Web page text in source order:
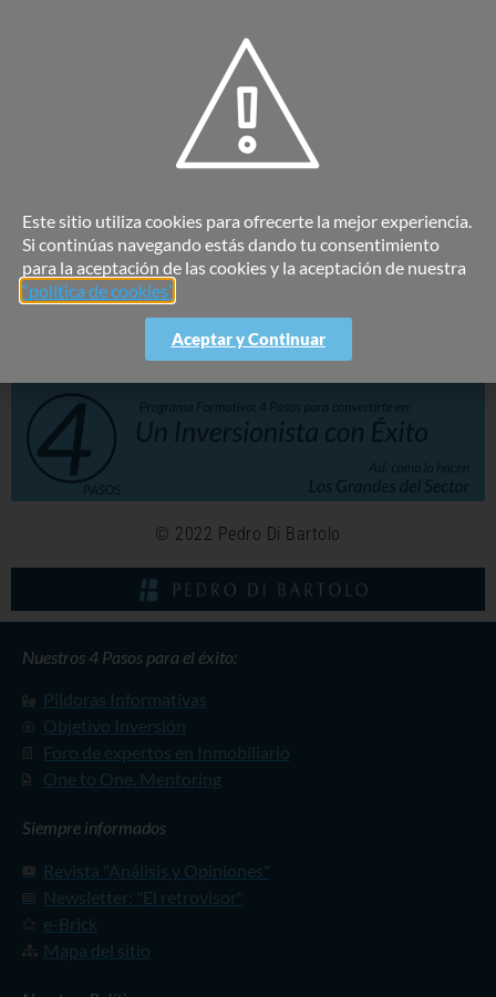
Por tanto, siempre es bueno activar las alarmas en las
plataformas de búsquedas o medios de comunicación,
para que estas informado permanentemente.
© 2022 Pedro Di Bartolo
Nuestros 4 Pasos para el éxito:
Píldoras Informativas
Objetivo Inversión
Foro de expertos en Inmobiliario
One to One. Mentoring
Siempre informados
Revista "Análisis y Opiniones"
Newsletter: "El retrovisor"
e-Brick
Mapa del sitio
Este sitio utiliza cookies para ofrecerte la mejor experiencia.
Si continúas navegando estás dando tu consentimiento
para la aceptación de las cookies y la aceptación de nuestra
“política de cookies”
Aceptar y Continuar